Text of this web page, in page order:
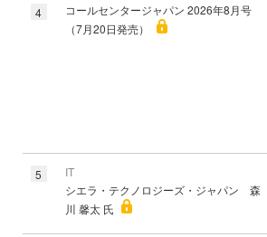
4
コールセンタージャパン 2026年8月号
（7月20日発売）
5
IT
シエラ・テクノロジーズ・ジャパン 森
川 馨太 氏